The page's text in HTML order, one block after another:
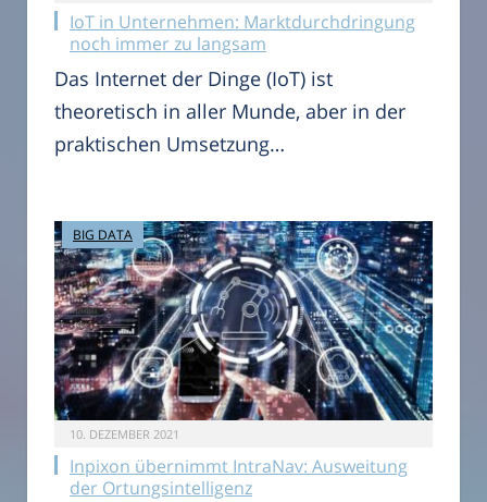
IoT in Unternehmen: Marktdurchdringung
noch immer zu langsam
Das Internet der Dinge (IoT) ist
theoretisch in aller Munde, aber in der
praktischen Umsetzung…
BIG DATA
10. DEZEMBER 2021
Inpixon übernimmt IntraNav: Ausweitung
der Ortungsintelligenz